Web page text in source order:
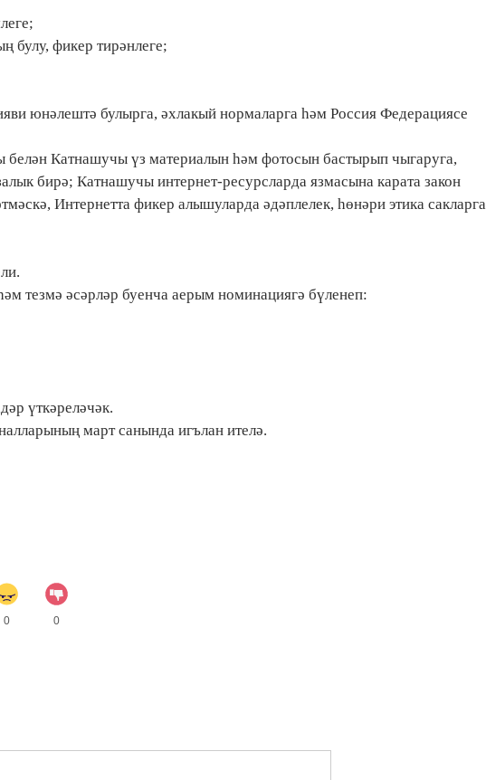
булу, фикер тирәнлеге;
юнәлештә булырга, әхлакый нормаларга һәм Россия Федерациясе
белән Катнашучы үз материалын һәм фотосын бастырып чыгаруга,
бирә; Катнашучы интернет-ресурсларда язмасына карата закон
Интернетта фикер алышуларда әдәплелек, һөнәри этика сакларга
тезмә әсәрләр буенча аерым номинациягә бүленеп:
үткәреләчәк.
март санында игълан ителә.
0 0